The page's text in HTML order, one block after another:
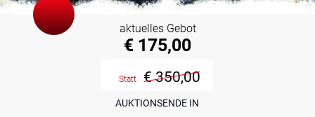
AUKTIONSENDE IN
aktuelles Gebot
€ 175,00
Statt € 350,00